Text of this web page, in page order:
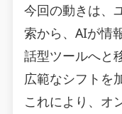
今回の動きは、
索から、AIが情
話型ツールへと
広範なシフトを
これにより、オ